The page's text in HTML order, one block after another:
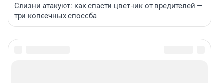
Слизни атакуют: как спасти цветник от вредителей —
три копеечных способа